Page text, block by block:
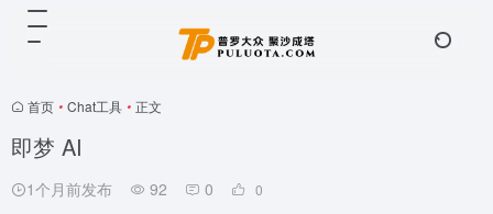
首页 • Chat工具 • 正文
即梦 AI
1个月前发布 92 0 0